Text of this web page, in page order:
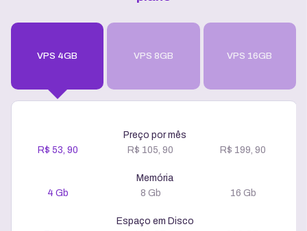
VPS 4GB VPS 8GB VPS 16GB
Preço por mês
R$ 53, 90
R$ 105, 90 R$ 199, 90
Memória
4 Gb
8 Gb 16 Gb
Espaço em Disco